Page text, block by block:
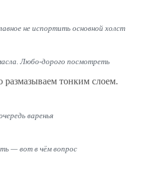
не испортить основной холст
Любо-дорого посмотреть
размазываем тонким слоем.
варенья
— вот в чём вопрос